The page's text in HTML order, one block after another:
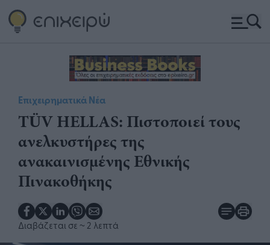
Επιχειρηματικά Νέα
TÜV HELLAS: Πιστοποιεί τους
ανελκυστήρες της
ανακαινισμένης Εθνικής
Πινακοθήκης
Διαβάζεται σε ~ 2 λεπτά